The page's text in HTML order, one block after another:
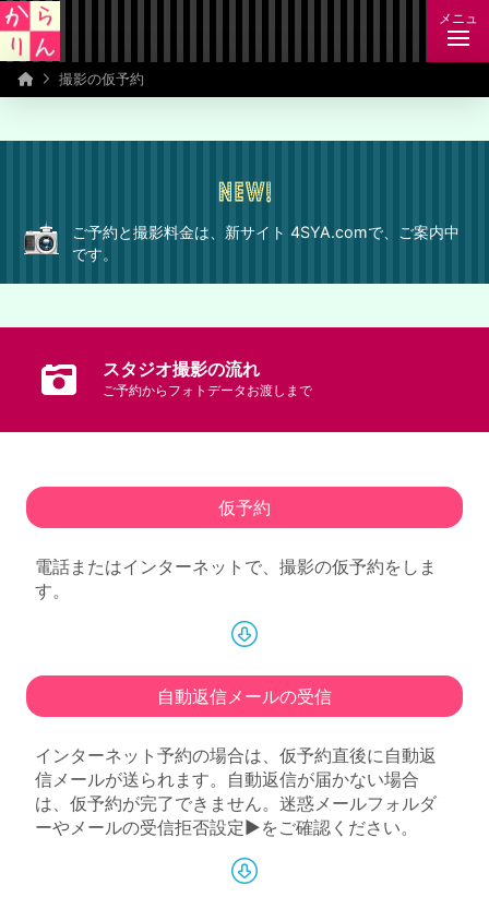
メニュ
Home撮影の仮予約
ご予約と撮影料金は、新サイト 4SYA.comで、ご案内中
です。
スタジオ撮影の流れ
ご予約からフォトデータお渡しまで
仮予約
電話またはインターネットで、撮影の仮予約をしま
す。
自動返信メールの受信
インターネット予約の場合は、仮予約直後に自動返
信メールが送られます。自動返信が届かない場合
は、仮予約が完了できません。迷惑メールフォルダ
ーやメールの受信拒否設定►をご確認ください。